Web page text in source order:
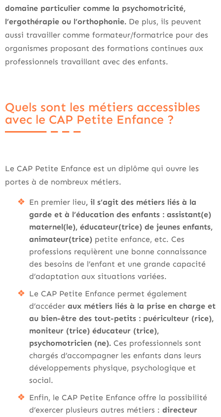
domaine particulier comme la psychomotricité,
l’ergothérapie ou l’orthophonie. De plus, ils peuvent
aussi travailler comme formateur/formatrice pour des
organismes proposant des formations continues aux
professionnels travaillant avec des enfants.
Quels sont les métiers accessibles
avec le CAP Petite Enfance ?
Le CAP Petite Enfance est un diplôme qui ouvre les
portes à de nombreux métiers.
En premier lieu, il s’agit des métiers liés à la
garde et à l’éducation des enfants : assistant(e)
maternel(le), éducateur(trice) de jeunes enfants,
animateur(trice) petite enfance, etc. Ces
professions requièrent une bonne connaissance
des besoins de l’enfant et une grande capacité
d’adaptation aux situations variées.
Le CAP Petite Enfance permet également
d’accéder aux métiers liés à la prise en charge et
au bien-être des tout-petits : puériculteur (rice),
moniteur (trice) éducateur (trice),
psychomotricien (ne). Ces professionnels sont
chargés d’accompagner les enfants dans leurs
développements physique, psychologique et
social.
Enfin, le CAP Petite Enfance offre la possibilité
d’exercer plusieurs autres métiers : directeur